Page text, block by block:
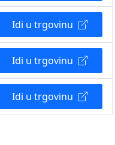
Idi u trgovinu
Idi u trgovinu
Idi u trgovinu